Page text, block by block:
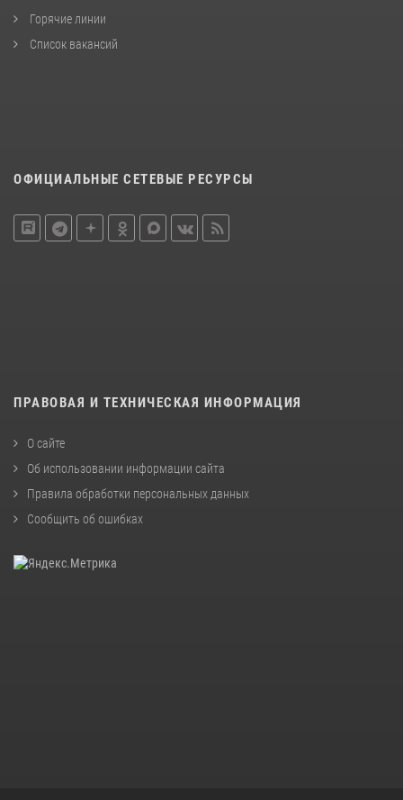
Горячие линии
Список вакансий
ОФИЦИАЛЬНЫЕ СЕТЕВЫЕ РЕСУРСЫ
ПРАВОВАЯ И ТЕХНИЧЕСКАЯ ИНФОРМАЦИЯ
О сайте
Об использовании информации сайта
Правила обработки персональных данных
Сообщить об ошибках